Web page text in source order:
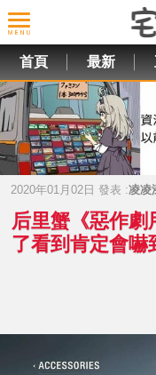
首頁 最新
2020年01月02日 發表 :凌凌
后里蟹《惡作
了看到肯定會嚇